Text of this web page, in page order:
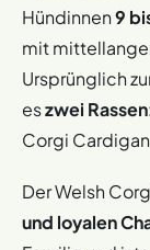
Hündinnen9
mit
Ursprünglich
eszwei Rassen
Corgi
Der Welsh
und loyalen